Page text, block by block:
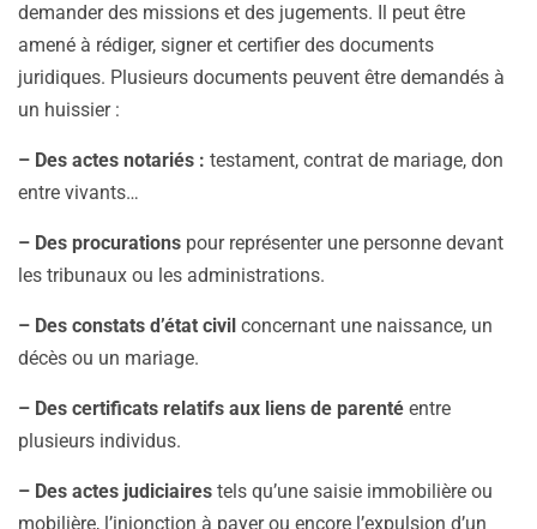
demander des missions et des jugements. Il peut être
amené à rédiger, signer et certifier des documents
juridiques. Plusieurs documents peuvent être demandés à
un huissier :
– Des actes notariés : testament, contrat de mariage, don
entre vivants…
– Des procurations pour représenter une personne devant
les tribunaux ou les administrations.
– Des constats d’état civil concernant une naissance, un
décès ou un mariage.
– Des certificats relatifs aux liens de parenté entre
plusieurs individus.
– Des actes judiciaires tels qu’une saisie immobilière ou
mobilière, l’injonction à payer ou encore l’expulsion d’un